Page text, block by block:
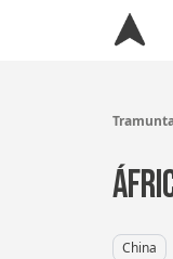
China